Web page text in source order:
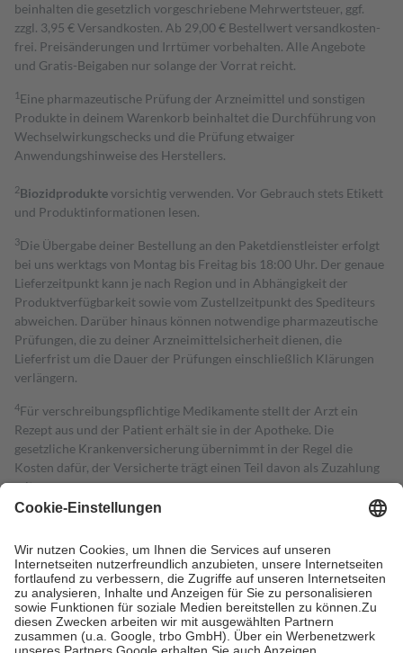
beinhalten die gesetzlich vorgeschriebene Mehrwertsteuer, ggf.
zzgl. 3,95 € Versandkosten. Ab 29,00 € Bestell­wert versand­kosten­
frei. Preisänderungen und Irrtümer vorbehalten. Alle Angebote
und Gratis-Beigaben nur solange der Vorrat reicht.
1 Eine pharmazeutische Prüfung der Arzneimittel und sonstigen
Produkte in deinem Warenkorb beinhaltet die Durchführung von
Wechselwirkungschecks und die Prüfung etwaiger
Anwendungshinweise des Herstellers.
2Biozidproduktevorsichtig verwenden. Vor Gebrauch stets Etikett
und Produktinformationen lesen.
3Die Übergabe deiner Bestellung an den Paketdienstleister erfolgt
bei uns werktags von Montag bis Freitag bis 18:00 Uhr. Der genaue
Lieferzeitpunkt kann je nach Region und in Abhängigkeit der
Produktverfügbarkeit sowie vom Zustellzeitpunkt des Spediteurs
abweichen. Darüber hinaus können notwendige pharmazeutische
Prüfungen, die zu deiner Arzneimittelsicherheit dienen, die
Lieferfrist um die Dauer der Prüfungen einschließlich Klärungen
verlängern.
4Für verschreibungspflichtige Medikamente stellt der Arzt ein
Rezept aus und der Patient erhält sie in der Apotheke. Die
gesetzliche Krankenversicherung übernimmt in der Regel die
Kosten dafür, der Versicherte trägt einen Teil davon als Zuzahlung
mit.
Grundsätzlich leisten Mitglieder Zuzahlungen in Höhe von zehn
höchstens zehn Euro.
Es sind jedoch nie mehr als die tatsächlichen
Kosten der Leistung zu entrichten.
Diese Regeln gelten grundsätzlich auch für Online-Apotheken.
Bei Heilmitteln und häuslicher Krankenpflege beträgt die
Zuzahlung zehn Prozent der Kosten sowie zehn Euro je
Verordnung.